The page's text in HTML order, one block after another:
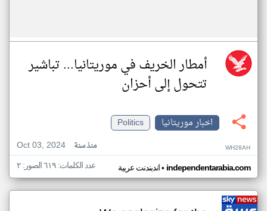
أمطار الخريف في موريتانيا... تباشير
تتحول إلى أحزان
اخبار موريتانيا
Politics
Oct 03, 2024
منذ سنة WH28AH
اندبندنت عربية• independentarabia.com عدد الكلمات: ٦١٩ الصور: ٢